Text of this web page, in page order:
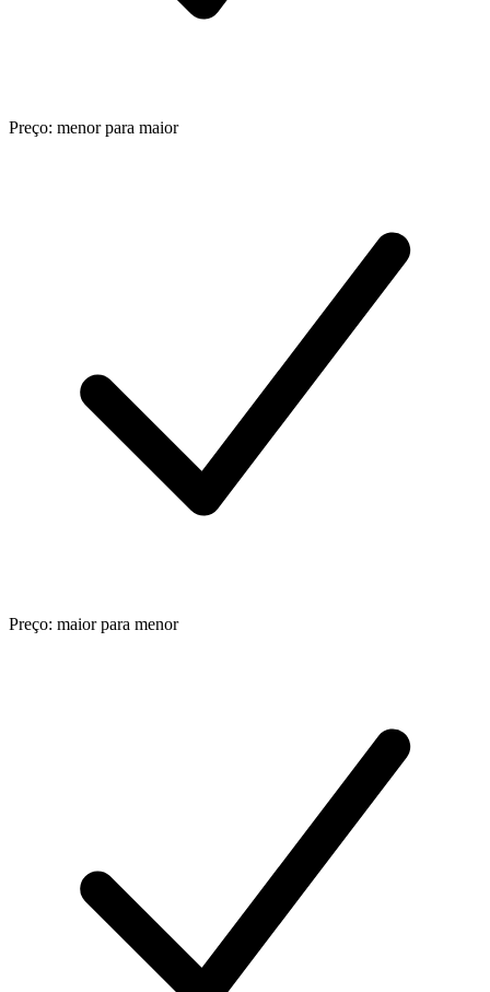
Preço: menor para maior
Preço: maior para menor